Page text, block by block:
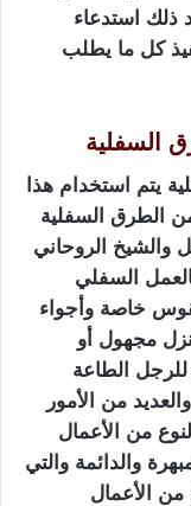
ذلك استدعاء
كل ما يطلب
السفلية
يتم استخدام هذا
من الطرق السفلية
والشيخ الروحاني
السفلي
خاصة وأجواء
مجهول أو
للرجل الطاعة
من الأمور
من الأعمال
والدائمة والتي
من الأعمال